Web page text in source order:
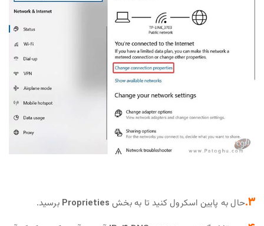
3. حال به پایین اسکرول کنید تا به بخش Proprieties برسید.